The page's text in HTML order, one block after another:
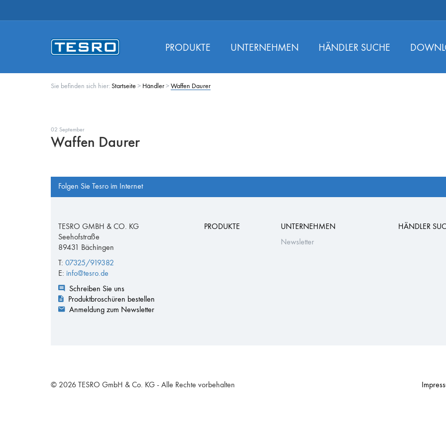
PRODUKTE UNTERNEHMEN HÄNDLER SUCHE
Sie befinden sich hier: Startseite > Händler > Waffen Daurer
02 September
Waffen Daurer
Folgen Sie Tesro im Internet
TESRO GMBH & CO. KG
Seehofstraße
89431 Bächingen
T: 07325/919382
E: info@tesro.de
Schreiben Sie uns
Produktbroschüren bestellen
Anmeldung zum Newsletter
PRODUKTE
UNTERNEHMEN
Newsletter
HÄNDLER
© 2026 TESRO GmbH & Co. KG - Alle Rechte vorbehalten